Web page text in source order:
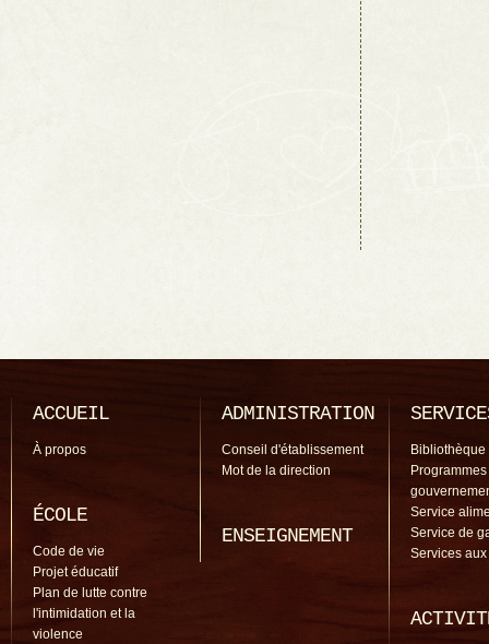
ACCUEIL
À propos
ÉCOLE
Code de vie
Projet éducatif
Plan de lutte contre
l'intimidation et la
violence
ADMINISTRATION
Conseil d'établissement
Mot de la direction
ENSEIGNEMENT
Bibliothèque
Programmes
Service
Service de
Services